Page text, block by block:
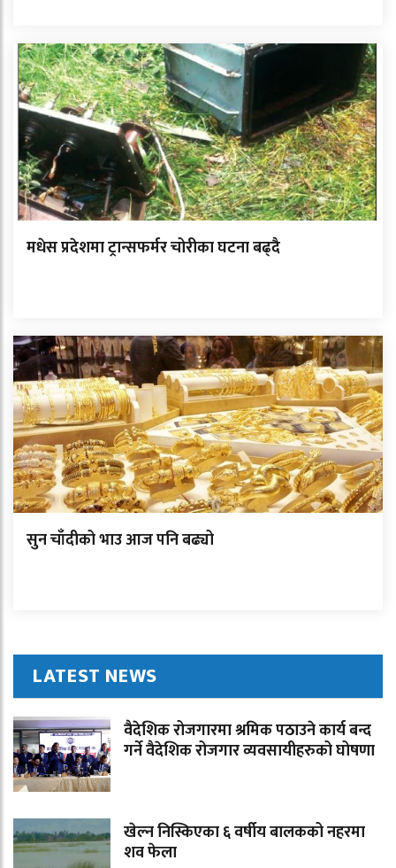
मधेस प्रदेशमा ट्रान्सफर्मर चोरीका घटना बढ्दै
सुन चाँदीको भाउ आज पनि बढ्यो
LATEST NEWS
वैदेशिक रोजगारमा श्रमिक पठाउने कार्य बन्द
गर्ने वैदेशिक रोजगार व्यवसायीहरुको घोषणा
खेल्न निस्किएका ६ वर्षीय बालकको नहरमा
शव फेला